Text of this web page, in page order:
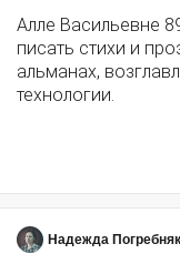
Алле Васильевне
писать стихи и
альманах,
технологии.
Надежда Погребняк